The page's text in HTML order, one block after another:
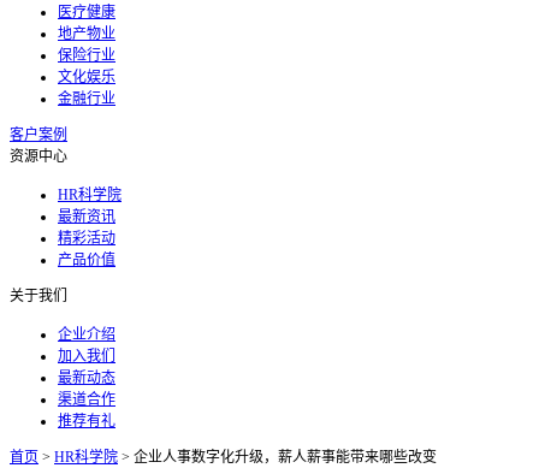
医疗健康
地产物业
保险行业
文化娱乐
金融行业
客户案例
资源中心
HR科学院
最新资讯
精彩活动
产品价值
关于我们
企业介绍
加入我们
最新动态
渠道合作
推荐有礼
首页 > HR科学院 > 企业人事数字化升级，薪人薪事能带来哪些改变